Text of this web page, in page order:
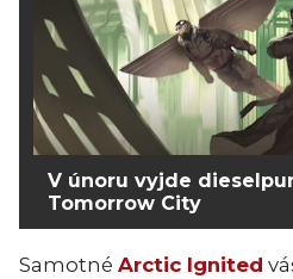
V únoru vyjde
Tomorrow City
Samotné Arctic Ignited